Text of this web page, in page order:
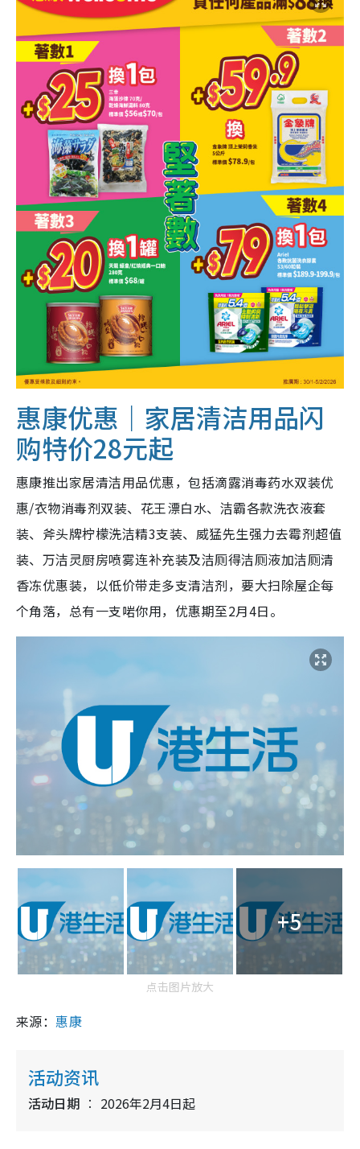
惠康优惠｜ 家居清洁用品闪
购特价28元起
惠康推出家居清洁用品优惠，包括滴露消毒药水双装优
惠/衣物消毒剂双装、花王漂白水、洁霸各款洗衣液套
装、斧头牌柠檬洗洁精3支装、威猛先生强力去霉剂超值
装、万洁灵厨房喷雾连补充装及洁厕得洁厕液加洁厕清
香冻优惠装，以低价带走多支清洁剂，要大扫除屋企每
个角落，总有一支啱你用，优惠期至2月4日。
+5
点击图片放大
来源： 惠康
活动资讯
活动日期 2026年2月4日起